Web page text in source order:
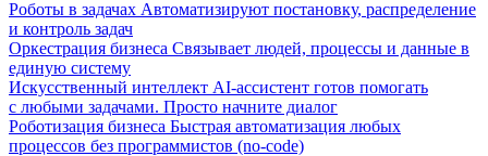
Роботы в задачах Автоматизируют постановку, распределение
и контроль задач
Оркестрация бизнеса Связывает людей, процессы и данные в
единую систему
Искусственный интеллект AI-ассистент готов помогать
с любыми задачами. Просто начните диалог
Роботизация бизнеса Быстрая автоматизация любых
процессов без программистов (no-code)